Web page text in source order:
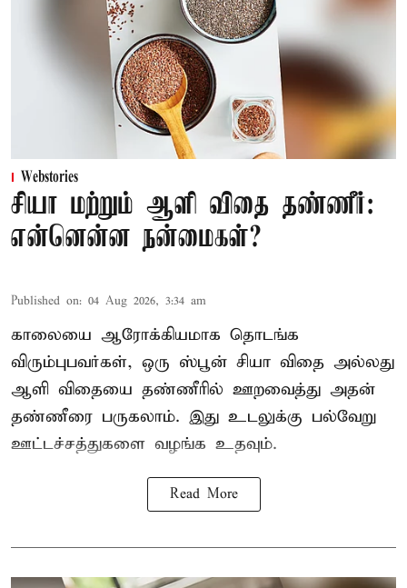
Webstories
சியா மற்றும் ஆளி விதை தண்ணீர்:
என்னென்ன நன்மைகள்?
Published on: 04 Aug 2026, 3:34 am
காலையை ஆரோக்கியமாக தொடங்க
விரும்புபவர்கள், ஒரு ஸ்பூன் சியா விதை அல்லது
ஆளி விதையை தண்ணீரில் ஊறவைத்து அதன்
தண்ணீரை பருகலாம். இது உடலுக்கு பல்வேறு
ஊட்டச்சத்துகளை வழங்க உதவும்.
Read More